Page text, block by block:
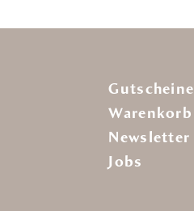
Gutscheine
Warenkorb
Newsletter
Jobs